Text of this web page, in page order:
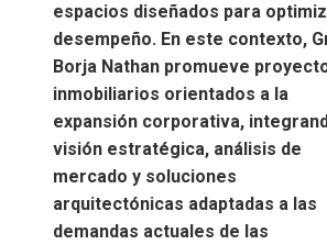
espacios diseñados para
desempeño. En este contexto,
Borja Nathan promueve
inmobiliarios orientados a la
expansión corporativa,
visión estratégica, análisis de
mercado y soluciones
arquitectónicas adaptadas a las
demandas actuales de las